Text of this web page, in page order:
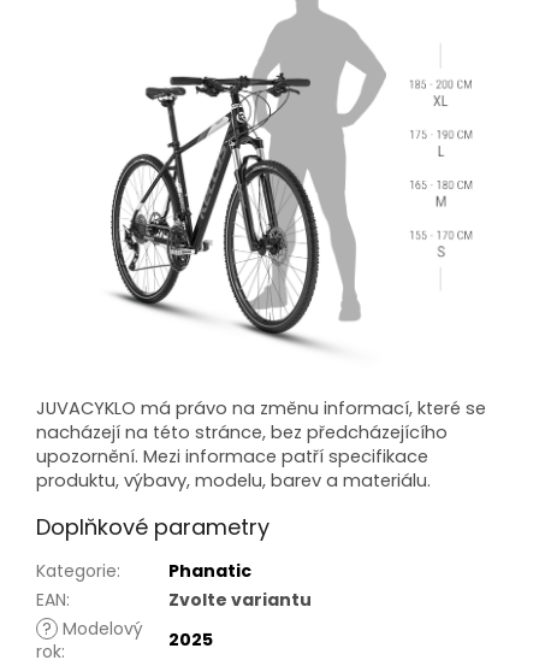
JUVACYKLO má právo na změnu informací, které se
nacházejí na této stránce, bez předcházejícího
upozornění. Mezi informace patří specifikace
produktu, výbavy, modelu, barev a materiálu.
Doplňkové parametry
Kategorie:
Phanatic
EAN:
Zvolte variantu
? Modelový
rok:
2025